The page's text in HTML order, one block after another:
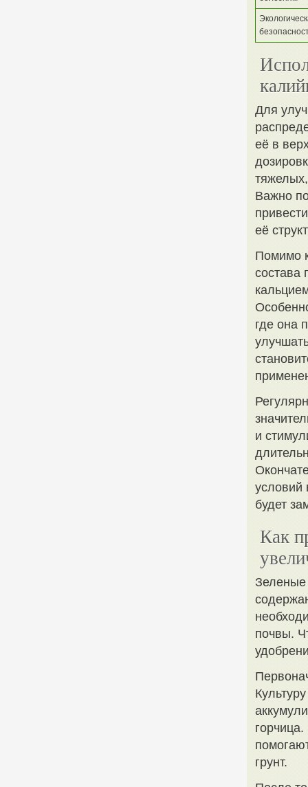
Для
её в
Важно
её
Помимо
состава
где она
и
условий
будет
Как
Зеленые
почвы.
грунт.